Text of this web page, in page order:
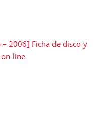
más desde Revista
DeFlamenco.com